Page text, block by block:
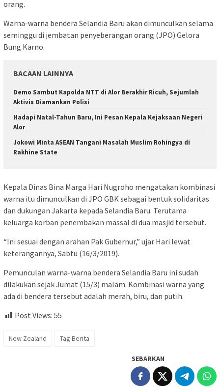
orang.
Warna-warna bendera Selandia Baru akan dimunculkan selama
seminggu di jembatan penyeberangan orang (JPO) Gelora
Bung Karno.
BACAAN LAINNYA
Demo Sambut Kapolda NTT di Alor Berakhir Ricuh, Sejumlah
Aktivis Diamankan Polisi
Hadapi Natal-Tahun Baru, Ini Pesan Kepala Kejaksaan Negeri
Alor
Jokowi Minta ASEAN Tangani Masalah Muslim Rohingya di
Rakhine State
Kepala Dinas Bina Marga Hari Nugroho mengatakan kombinasi
warna itu dimunculkan di JPO GBK sebagai bentuk solidaritas
dan dukungan Jakarta kepada Selandia Baru. Terutama
keluarga korban penembakan massal di dua masjid tersebut.
“Ini sesuai dengan arahan Pak Gubernur,” ujar Hari lewat
keterangannya, Sabtu (16/3/2019).
Pemunculan warna-warna bendera Selandia Baru ini sudah
dilakukan sejak Jumat (15/3) malam. Kombinasi warna yang
ada di bendera tersebut adalah merah, biru, dan putih.
Post Views: 55
New Zealand Tag Berita
SEBARKAN